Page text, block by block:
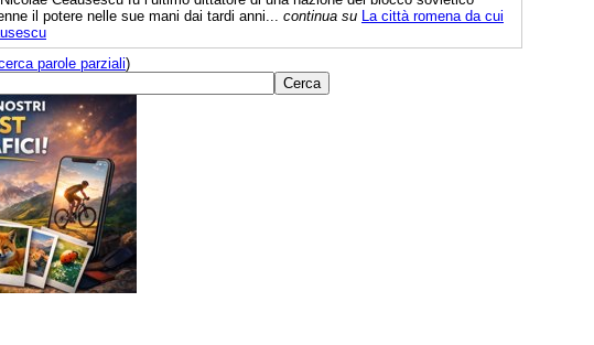
il potere nelle sue mani dai tardi anni... continua su La città romena da cui
parole parziali)